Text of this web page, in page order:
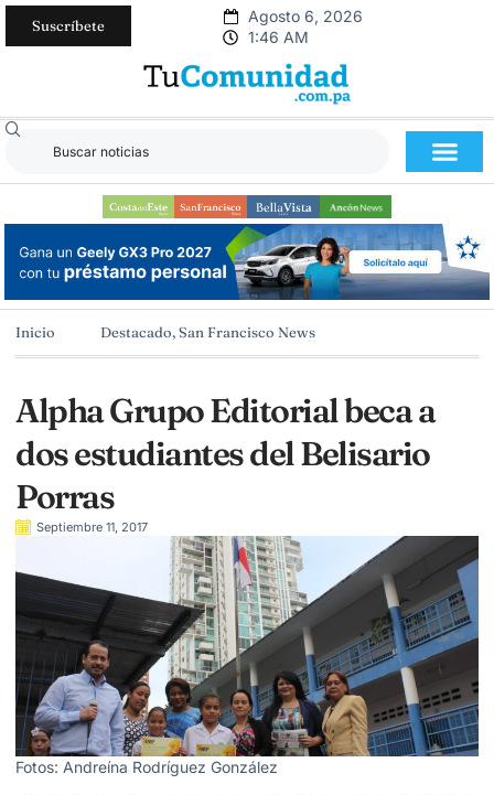
Suscríbete
Agosto 6, 2026
1:46 AM
Inicio Destacado,San Francisco News
Alpha Grupo Editorial beca a
dos estudiantes del Belisario
Porras
Septiembre 11, 2017
Fotos: Andreína Rodríguez González